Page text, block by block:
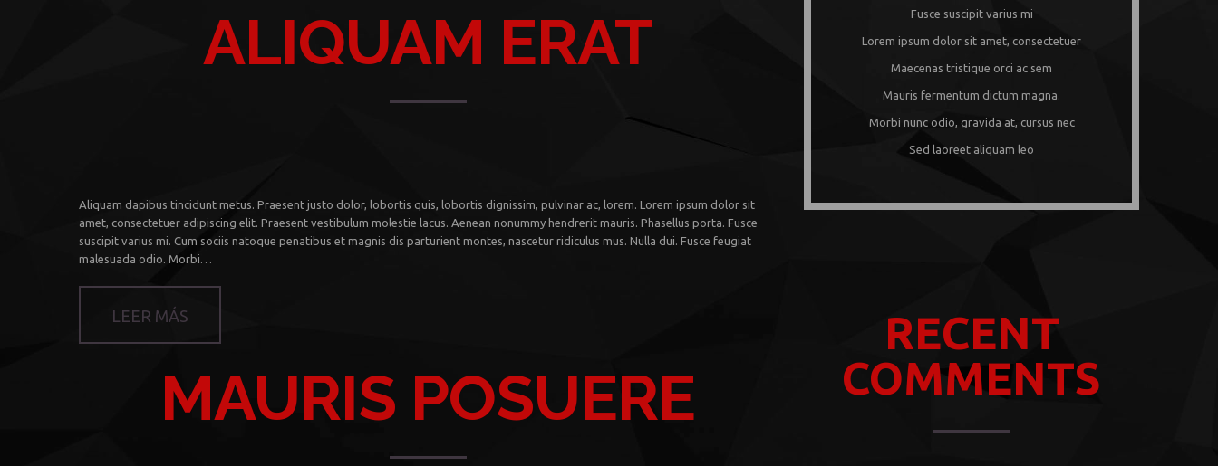
ALIQUAM ERAT
Aliquam dapibus tincidunt metus. Praesent justo dolor, lobortis quis, lobortis dignissim, pulvinar ac, lorem. Lorem ipsum dolor sit
amet, consectetuer adipiscing elit. Praesent vestibulum molestie lacus. Aenean nonummy hendrerit mauris. Phasellus porta. Fusce
suscipit varius mi. Cum sociis natoque penatibus et magnis dis parturient montes, nascetur ridiculus mus. Nulla dui. Fusce feugiat
malesuada odio. Morbi…
LEER MÁS
MAURIS POSUERE
Fusce suscipit varius mi
Lorem ipsum dolor sit amet, consectetuer
Maecenas tristique orci ac sem
Mauris fermentum dictum magna.
Morbi nunc odio, gravida at, cursus nec
Sed laoreet aliquam leo
RECENT
COMMENTS